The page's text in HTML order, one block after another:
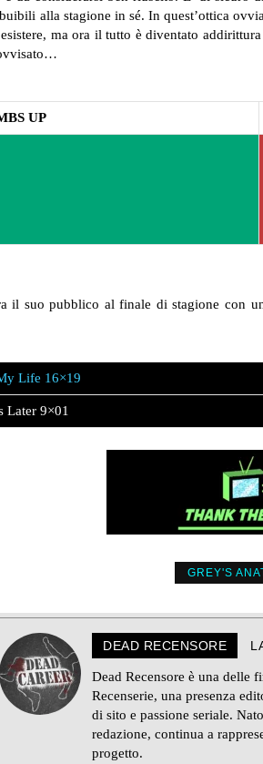
alla stagione in sé. In quest’ottica
ma ora il tutto è diventato
UP
il suo pubblico al finale di stagione con
Life 16×19
Later 9×01
GREY'S
DEAD RECENSORE
Dead Recensore è una delle
Recenserie, una presenza
di sito e passione seriale.
redazione, continua a
progetto.